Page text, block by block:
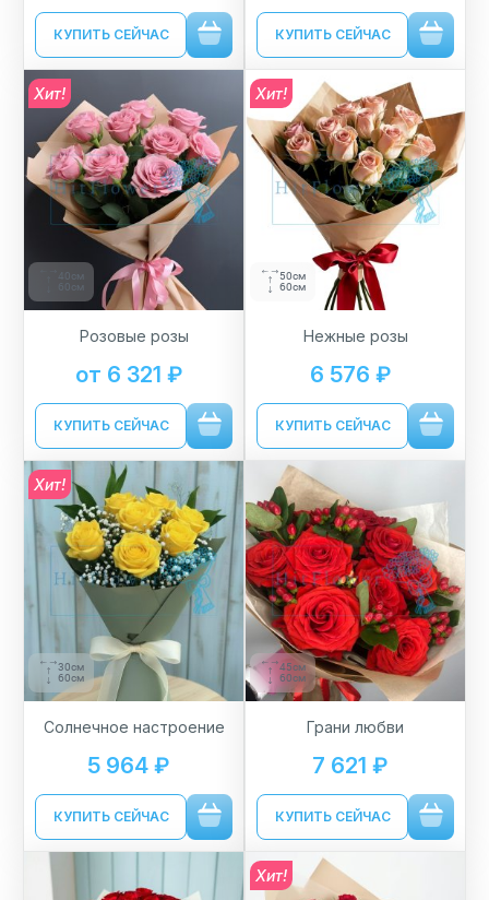
КУПИТЬ СЕЙЧАС КУПИТЬ СЕЙЧАС
Хит!
40см
60см
Розовые розы
от 6 321 ₽
КУПИТЬ СЕЙЧАС
Хит!
50см
60см
Нежные розы
6 576 ₽
КУПИТЬ СЕЙЧАС
Хит!
30см
60см
Солнечное настроение
5 964 ₽
КУПИТЬ СЕЙЧАС
45см
60см
Грани любви
7 621 ₽
КУПИТЬ СЕЙЧАС
Хит!